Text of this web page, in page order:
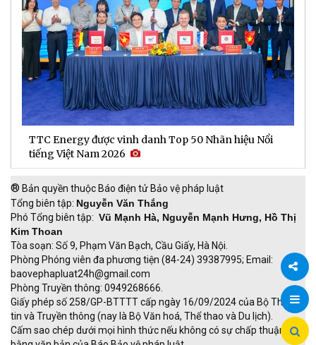
Chia
TTC Energy được vinh danh Top 50 Nhãn hiệu Nổi
tiếng Việt Nam 2026
® Bản quyền thuộc Báo điện tử Bảo vệ pháp luật
Tổng biên tập: Nguyễn Văn Thắng
Phó Tổng biên tập: Vũ Mạnh Hà, Nguyễn Mạnh Hưng, Hồ Thị
Kim Thoan
Tòa soạn: Số 9, Phạm Văn Bạch, Cầu Giấy, Hà Nội.
Phòng Phóng viên đa phương tiện (84-24) 39387995; Email:
baovephapluat24h@gmail.com
Phòng Truyền thông: 0949268666.
Giấy phép số 258/GP-BTTTT cấp ngày 16/09/2024 của Bộ Thông
tin và Truyền thông (nay là Bộ Văn hoá, Thể thao và Du lịch).
Cấm sao chép dưới mọi hình thức nếu không có sự chấp thuận